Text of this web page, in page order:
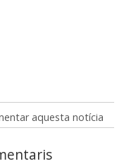
aquesta notícia